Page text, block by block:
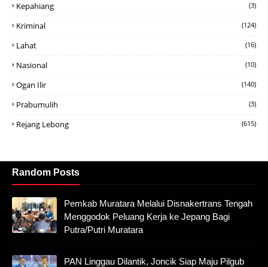
Kepahiang (3)
Kriminal (124)
Lahat (16)
Nasional (10)
Ogan Ilir (140)
Prabumulih (3)
Rejang Lebong (615)
Random Posts
Pemkab Muratara Melalui Disnakertrans Tengah
Menggodok Peluang Kerja ke Jepang Bagi
Putra/Putri Muratara
PAN Linggau Dilantik, Joncik Siap Maju Pilgub